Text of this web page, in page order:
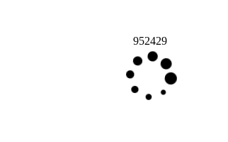
952429